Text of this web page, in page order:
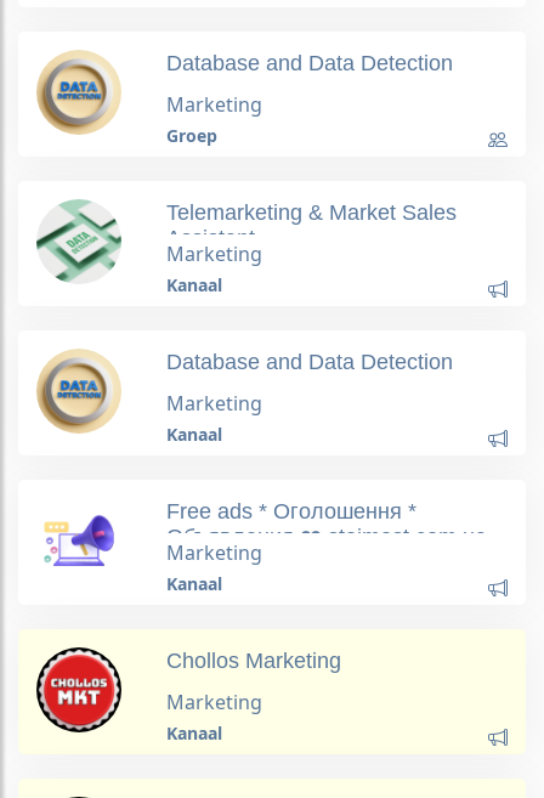
Database and Data Detection
Marketing
Groep
Telemarketing & Market Sales
Assistant
Marketing
Kanaal
Database and Data Detection
Marketing
Kanaal
Free ads * Оголошення *
Объявления ❤️ stoimost.com.ua
Marketing
Kanaal
Chollos Marketing
Marketing
Kanaal